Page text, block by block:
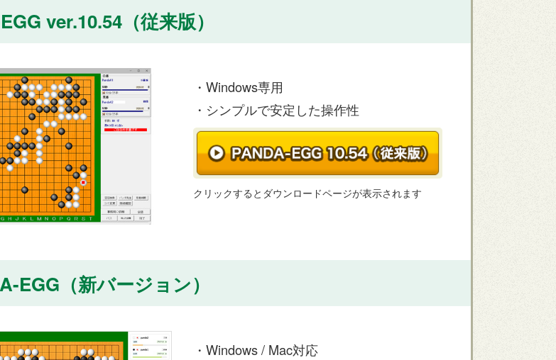
ver.10.54（従来版）
・Windows専用
・シンプルで安定した操作性
クリックするとダウンロードページが表示されます
EGG（新バージョン）
・Windows / Mac対応